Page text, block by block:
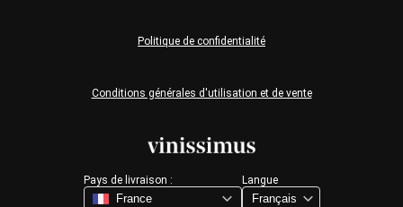
Pays de livraison : Langue
Conditions générales d'utilisation et de vente
Politique de confidentialité